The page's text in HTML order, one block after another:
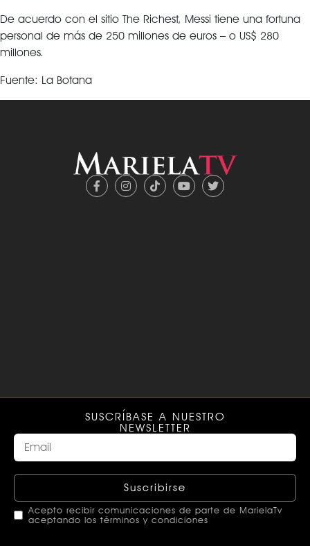
De acuerdo con el sitio The Richest, Messi tiene una fortuna
personal de más de 250 millones de euros – o US$ 280
millones.
Fuente: La Botana
SUSCRÍBASE A NUESTRO
NEWSLETTER
Suscribirse
Acepto recibir comunicaciones de parte de MarielaTv
aceptando los términos y condiciones